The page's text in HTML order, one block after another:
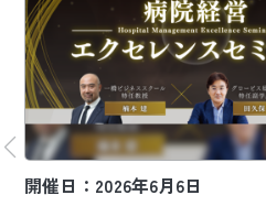
開催日：2026年6月6日